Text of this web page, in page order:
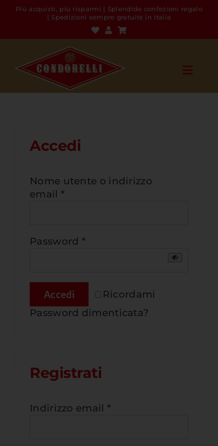
SkipPiù acquisti, più risparmi | Splendide confezioni regalo
| Spedizioni sempre gratuite in Italia
Accedi
Nome utente o indirizzo
email *
Password *
Ricordami
Accedi
Password dimenticata?
Registrati
Indirizzo email *